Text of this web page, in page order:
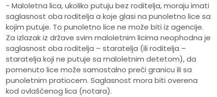
- Maloletna lica, ukoliko putuju bez roditelja, moraju imati
saglasnost oba roditelja a koje glasi na punoletno lice sa
kojim putuje. To punoletno lice ne može biti iz agencije.
Za izlazak iz države svim maloletnim licima neophodna je
saglasnost oba roditelja – staratelja (ili roditelja –
staratelja koji ne putuje sa maloletnim detetom), da
pomenuto lice može samostalno preći granicu ili sa
punoletnim pratiocem. Saglasnost mora biti overena
kod ovlašćenog lica (notara).